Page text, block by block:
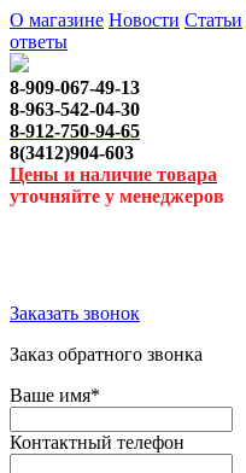
О магазине Новости Статьи
ответы
8-909-067-49-13
8-963-542-04-30
8-912-750-94-65
8(3412)904-603
Цены и наличие товара
уточняйте у менеджеров
Заказать звонок
Заказ обратного звонка
Ваше имя*
Контактный телефон